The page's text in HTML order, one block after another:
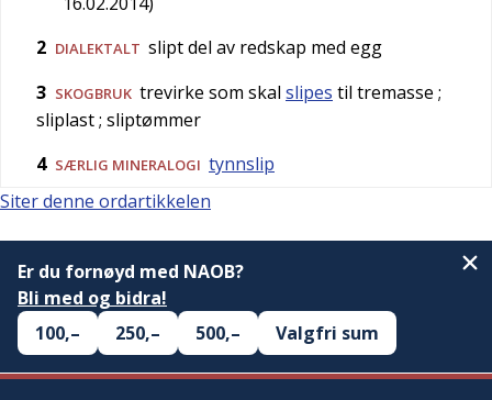
2 DIALEKTALT slipt del av redskap med egg
3 SKOGBRUK trevirke som skal slipes til tremasse ;
sliplast; sliptømmer
4 SÆRLIG MINERALOGI tynnslip
Siter denne ordartikkelen
Er du fornøyd med NAOB?
Bli med og bidra!
100,–
250,– 500,– Valgfri sum